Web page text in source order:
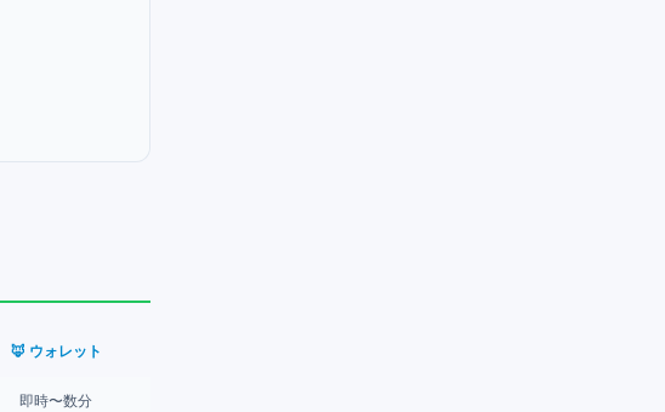
🦊 ウォレット
即時〜数分